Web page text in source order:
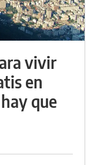
vivir
en
que